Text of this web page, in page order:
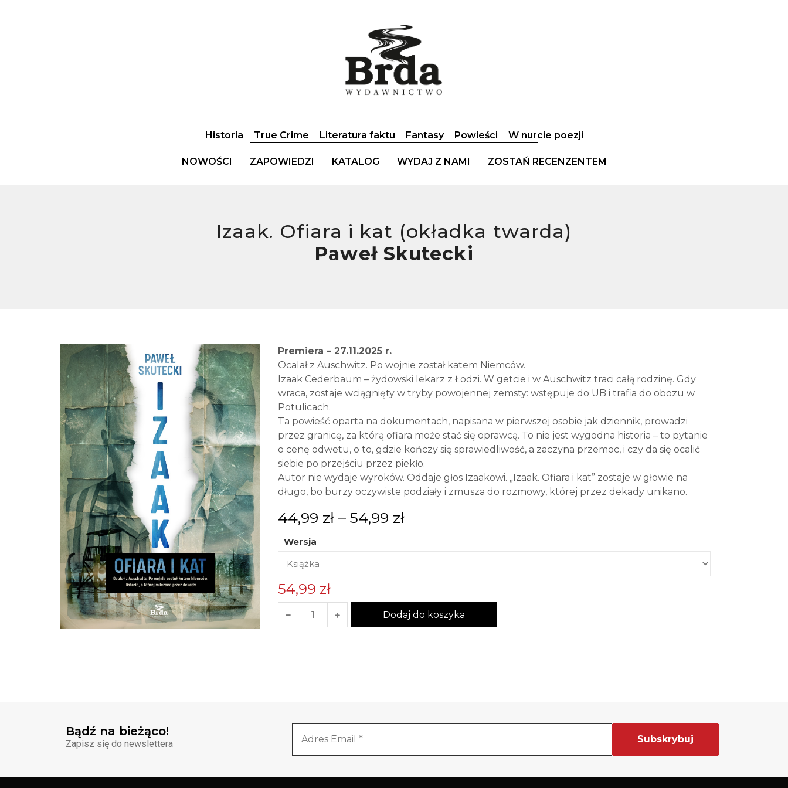
Historia True Crime Literatura faktu Fantasy Powieści W nurcie poezji
NOWOŚCI ZAPOWIEDZI KATALOG WYDAJ Z NAMI ZOSTAŃ RECENZENTEM
Izaak. Ofiara i kat (okładka twarda)
Paweł Skutecki
Premiera – 27.11.2025 r.
Ocalał z Auschwitz. Po wojnie został katem Niemców.
Izaak Cederbaum – żydowski lekarz z Łodzi. W getcie i w Auschwitz traci całą rodzinę. Gdy
wraca, zostaje wciągnięty w tryby powojennej zemsty: wstępuje do UB i trafia do obozu w
Potulicach.
Ta powieść oparta na dokumentach, napisana w pierwszej osobie jak dziennik, prowadzi
przez granicę, za którą ofiara może stać się oprawcą. To nie jest wygodna historia – to pytanie
o cenę odwetu, o to, gdzie kończy się sprawiedliwość, a zaczyna przemoc, i czy da się ocalić
siebie po przejściu przez piekło.
Autor nie wydaje wyroków. Oddaje głos Izaakowi. „Izaak. Ofiara i kat” zostaje w głowie na
długo, bo burzy oczywiste podziały i zmusza do rozmowy, której przez dekady unikano.
44,99 zł – 54,99 zł
Wersja
54,99 zł
Dodaj do koszyka
Bądź na bieżąco!
Zapisz się do newslettera